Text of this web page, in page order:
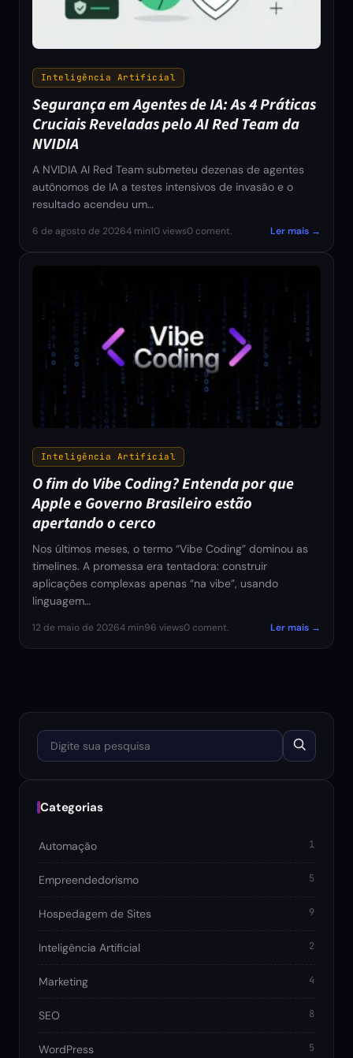
Inteligência Artificial
Segurança em Agentes de IA: As 4 Práticas
Cruciais Reveladas pelo AI Red Team da
NVIDIA
A NVIDIA AI Red Team submeteu dezenas de agentes
autônomos de IA a testes intensivos de invasão e o
resultado acendeu um…
6 de agosto de 20264 min10 views0 coment. Ler mais →
Inteligência Artificial
O fim do Vibe Coding? Entenda por que
Apple e Governo Brasileiro estão
apertando o cerco
Nos últimos meses, o termo “Vibe Coding” dominou as
timelines. A promessa era tentadora: construir
aplicações complexas apenas “na vibe”, usando
linguagem…
12 de maio de 20264 min96 views0 coment. Ler mais →
Digite sua pesquisa
Categorias
Automação 1
Empreendedorismo 5
Hospedagem de Sites 9
Inteligência Artificial 2
Marketing 4
SEO 8
WordPress 5